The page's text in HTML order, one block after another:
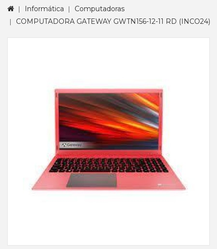
Informática
Computadoras
COMPUTADORA GATEWAY GWTN156-12-11 RD (INCO24)